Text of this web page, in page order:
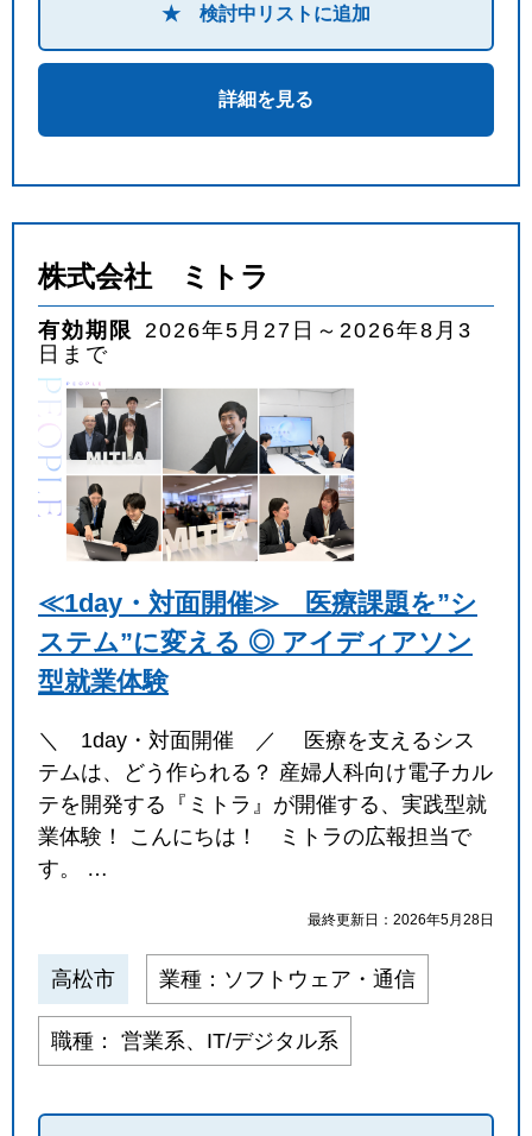
★ 検討中リストに追加
詳細を見る
株式会社 ミトラ
有効期限 2026年5月27日～2026年8月3
日まで
≪1day・対面開催≫ 医療課題を”シ
ステム”に変える ◎ アイディアソン
型就業体験
＼ 1day・対面開催 ／ 医療を支えるシス
テムは、どう作られる？ 産婦人科向け電子カル
テを開発する『ミトラ』が開催する、実践型就
業体験！ こんにちは！ ミトラの広報担当で
す。 …
最終更新日：2026年5月28日
高松市 業種：ソフトウェア・通信
職種： 営業系、IT/デジタル系